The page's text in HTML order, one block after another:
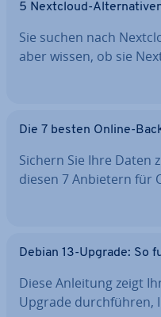
5 Nextcloud-
Sie suchen nach
aber wissen, ob sie
Die 7 besten Online-
Sichern Sie Ihre Daten
diesen 7 Anbietern für
Debian 13-Upgrade: So
Diese Anleitung zeigt
Upgrade durch­füh­ren,